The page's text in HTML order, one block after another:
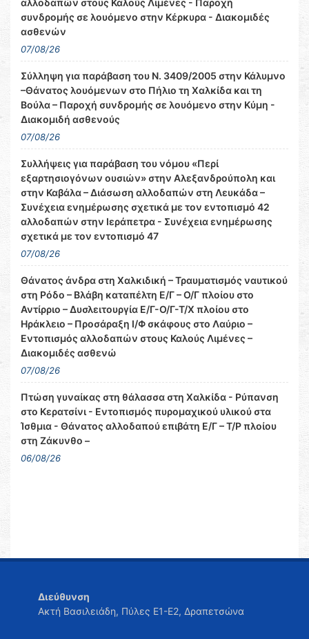
αλλοδαπών στους Καλούς Λιμένες - Παροχή
συνδρομής σε λουόμενο στην Κέρκυρα - Διακομιδές
ασθενών
07/08/26
Σύλληψη για παράβαση του Ν. 3409/2005 στην Κάλυμνο
–Θάνατος λουόμενων στο Πήλιο τη Χαλκίδα και τη
Βούλα – Παροχή συνδρομής σε λουόμενο στην Κύμη -
Διακομιδή ασθενούς
07/08/26
Συλλήψεις για παράβαση του νόμου «Περί
εξαρτησιογόνων ουσιών» στην Αλεξανδρούπολη και
στην Καβάλα – Διάσωση αλλοδαπών στη Λευκάδα –
Συνέχεια ενημέρωσης σχετικά με τον εντοπισμό 42
αλλοδαπών στην Ιεράπετρα - Συνέχεια ενημέρωσης
σχετικά με τον εντοπισμό 47
07/08/26
Θάνατος άνδρα στη Χαλκιδική – Τραυματισμός ναυτικού
στη Ρόδο – Βλάβη καταπέλτη Ε/Γ – Ο/Γ πλοίου στο
Αντίρριο – Δυσλειτουργία Ε/Γ-Ο/Γ-Τ/Χ πλοίου στο
Ηράκλειο – Προσάραξη Ι/Φ σκάφους στο Λαύριο –
Εντοπισμός αλλοδαπών στους Καλούς Λιμένες –
Διακομιδές ασθενώ
07/08/26
Πτώση γυναίκας στη θάλασσα στη Χαλκίδα - Ρύπανση
στο Κερατσίνι - Εντοπισμός πυρομαχικού υλικού στα
Ίσθμια - Θάνατος αλλοδαπού επιβάτη Ε/Γ – Τ/Ρ πλοίου
στη Ζάκυνθο –
06/08/26
Διεύθυνση
Ακτή Βασιλειάδη, Πύλες Ε1-Ε2, Δραπετσώνα